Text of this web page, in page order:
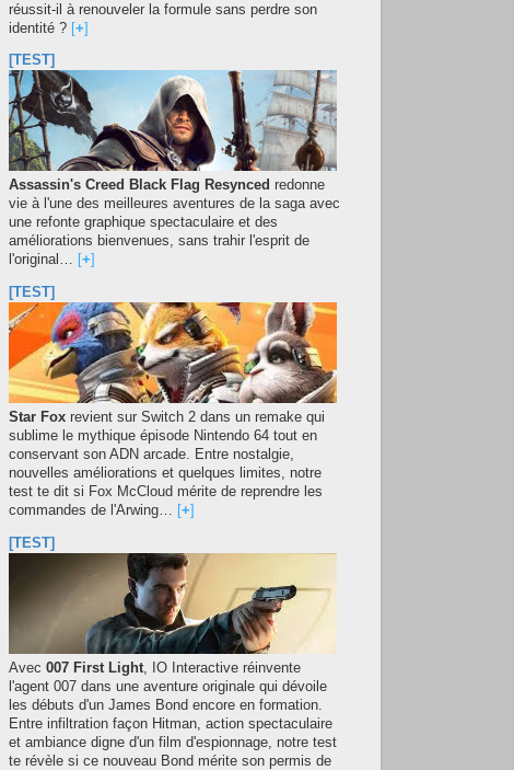
réussit-il à renouveler la formule sans perdre son
identité ? [+]
[TEST]
Assassin's Creed Black Flag Resynced redonne
vie à l'une des meilleures aventures de la saga avec
une refonte graphique spectaculaire et des
améliorations bienvenues, sans trahir l'esprit de
l'original…
+
[TEST]
Star Fox revient sur Switch 2 dans un remake qui
sublime le mythique épisode Nintendo 64 tout en
conservant son ADN arcade. Entre nostalgie,
nouvelles améliorations et quelques limites, notre
test te dit si Fox McCloud mérite de reprendre les
commandes de l'Arwing…
+
[TEST]
Avec 007 First Light , IO Interactive réinvente
l'agent 007 dans une aventure originale qui dévoile
les débuts d'un James Bond encore en formation.
Entre infiltration façon Hitman, action spectaculaire
et ambiance digne d'un film d'espionnage, notre test
te révèle si ce nouveau Bond mérite son permis de